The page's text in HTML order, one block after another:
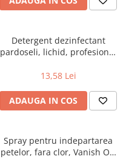
Detergent dezinfectant
pardoseli, lichid, profesional
13,58 Lei
ADAUGA IN COS
Spray pentru indepartarea
petelor, fara clor, Vanish Oxi